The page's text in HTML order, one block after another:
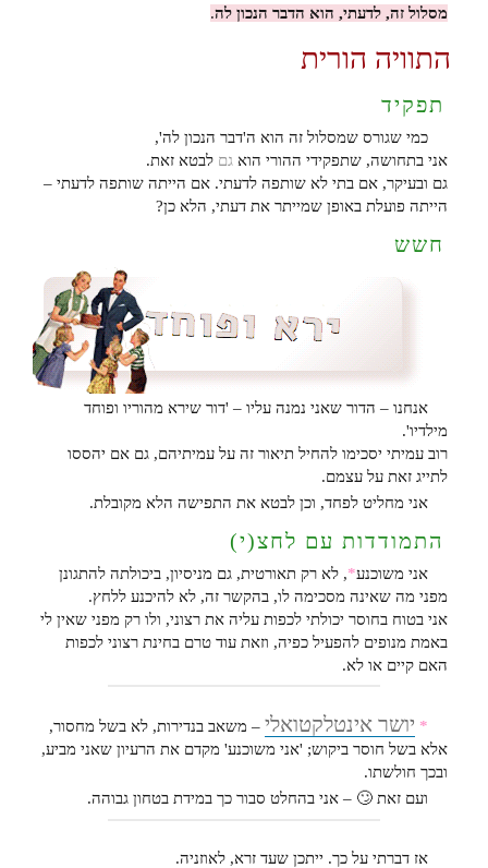
מסלול זה, לדעתי, הוא הדבר הנכון לה.
התוויה הורית
תפקיד
כמי שגורס שמסלול זה הוא ה'דבר הנכון לה',
אני בתחושה, שתפקידי ההורי הואגם לבטא זאת.
גם ובעיקר, אם בתי לא שותפה לדעתי. אם הייתה שותפה לדעתי –
הייתה פועלת באופן שמייתר את דעתי, הלא כן?
חשש
אנחנו – הדור שאני נמנה עליו – 'דור שירא מהוריו ופוחד
מילדיו'.
רוב עמיתי יסכימו להחיל תיאור זה על עמיתיהם, גם אם יהססו
לתייג זאת על עצמם.
אני מחליט לפחד, וכן לבטא את התפישה הלא מקובלת.
התמודדות עם לחצ(י)
אני משוכנע*, לא רק תאורטית, גם מניסיון, ביכולתה להתגונן
מפני מה שאינה מסכימה לו, בהקשר זה, לא להיכנע ללחץ.
אני בטוח בחוסר יכולתי לכפות עליה את רצוני, ולו רק מפני שאין לי
באמת מנופים להפעיל כפיה, וזאת עוד טרם בחינת רצוני לכפות
האם קיים או לא.
* יושר אינטלקטואלי – משאב בנדירות, לא בשל מחסור,
אלא בשל חוסר ביקוש; 'אני משוכנע' מקדם את הרעיון שאני מביע,
ובכך חולשתו.
ועם זאת 🙄 – אני בהחלט סבור כך במידת בטחון גבוהה.
אז דברתי על כך. ייתכן שעד זרא, לאוזניה.